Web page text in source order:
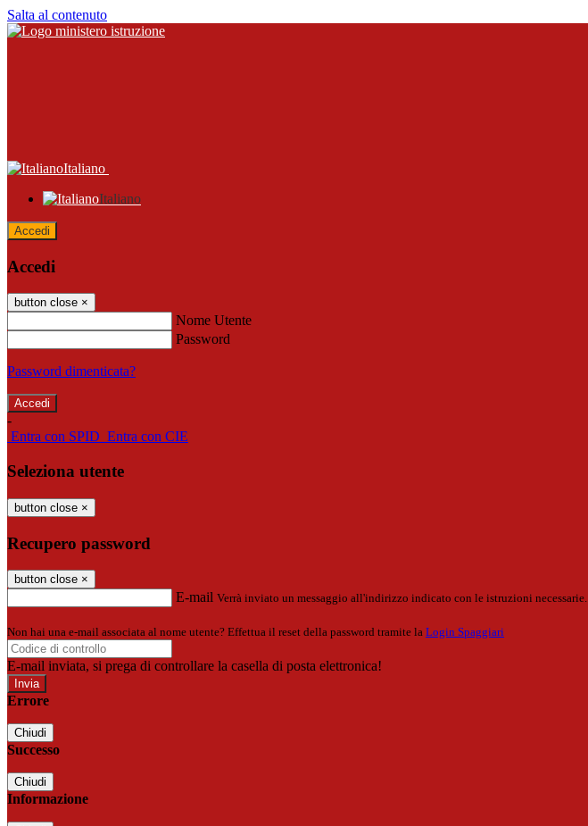
Salta al contenuto
Italiano
Italiano
Accedi
Accedi
button close ×
Nome Utente
Password
Password dimenticata?
-
Entra con SPID Entra con CIE
Seleziona utente
button close ×
Recupero password
button close ×
E-mail Verrà inviato un messaggio all'indirizzo indicato con le istruzioni necessarie.
Non hai una e-mail associata al nome utente? Effettua il reset della password tramite la Login Spaggiari
E-mail inviata, si prega di controllare la casella di posta elettronica!
Errore
Chiudi
Successo
Chiudi
Informazione